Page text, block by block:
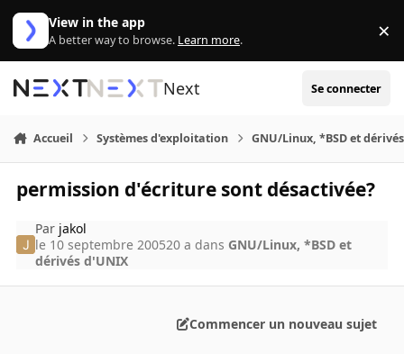
Aller au contenu
View in the app
A better way to browse. Learn more. ×
Next Se connecter
Accueil Systèmes d'exploitation GNU/Linux, *BSD et
permission d'écriture sont désactivée?
Par jakol
le 10 septembre 200520 a dans GNU/Linux, *BSD et
dérivés d'UNIX
Commencer un nouveau sujet